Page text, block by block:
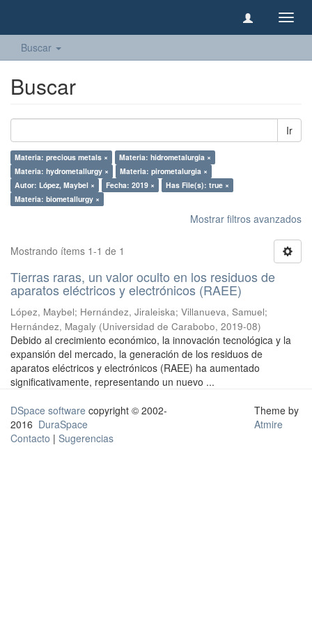
Buscar
Buscar
Ir
Materia: precious metals ×
Materia: hidrometalurgia ×
Materia: hydrometallurgy ×
Materia: pirometalurgia ×
Autor: López, Maybel ×
Fecha: 2019 ×
Has File(s): true ×
Materia: biometallurgy ×
Mostrar filtros avanzados
Mostrando ítems 1-1 de 1
Tierras raras, un valor oculto en los residuos de
aparatos eléctricos y electrónicos (RAEE)
López, Maybel; Hernández, Jiraleiska; Villanueva, Samuel;
Hernández, Magaly (Universidad de Carabobo, 2019-08)
Debido al crecimiento económico, la innovación tecnológica y la
expansión del mercado, la generación de los residuos de
aparatos eléctricos y electrónicos (RAEE) ha aumentado
significativamente, representando un nuevo ...
DSpace software copyright © 2002-
2016 DuraSpace
Contacto | Sugerencias
Theme by
Atmire